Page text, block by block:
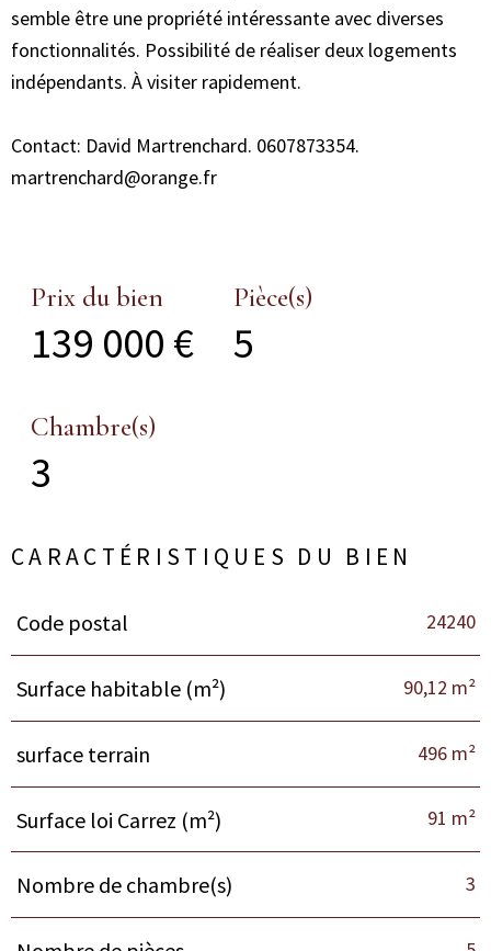
semble être une propriété intéressante avec diverses
fonctionnalités. Possibilité de réaliser deux logements
indépendants. À visiter rapidement.
Contact: David Martrenchard. 0607873354.
martrenchard@orange.fr
Prix du bien
139 000 €
Pièce(s)
5
Chambre(s)
3
CARACTÉRISTIQUES DU BIEN
Caractéristiques
Code postal 24240
Surface habitable (m²) 90,12 m²
surface terrain 496 m²
Surface loi Carrez (m²) 91 m²
Nombre de chambre(s) 3